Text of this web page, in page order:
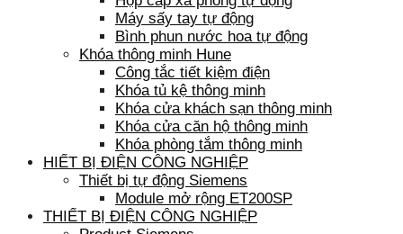
Máy sấy tay tự động
Bình phun nước hoa tự động
Khóa thông minh Hune
Công tắc tiết kiệm điện
Khóa tủ kệ thông minh
Khóa cửa khách sạn thông minh
Khóa cửa căn hộ thông minh
Khóa phòng tắm thông minh
HIẾT BỊ ĐIỆN CÔNG NGHIỆP
Thiết bị tự động Siemens
Module mở rộng ET200SP
THIẾT BỊ ĐIỆN CÔNG NGHIỆP